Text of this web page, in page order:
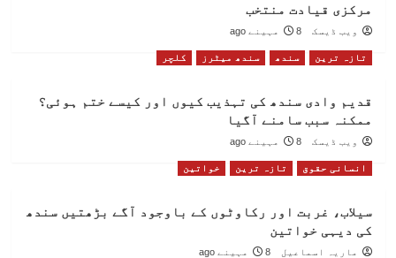
مرکزی قیادت منتخب
ویب ڈیسک 8 مہینے ago
تازہ ترین سندھ سندھ میٹرز کلچر
قدیم وادی سندھ کی تہذیب کیوں اور کیسے ختم ہوئی؟
ممکنہ سبب سامنے آگیا
ویب ڈیسک 8 مہینے ago
انسانی حقوق تازہ ترین خواتین
سیلاب، غربت اور رکاوٹوں کے باوجود آگے بڑھتیں سندھ
کی دیہی خواتین
ماریہ اسماعیل 8 مہینے ago